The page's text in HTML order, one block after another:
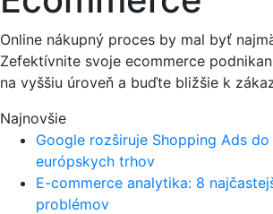
Online nákupný proces by mal byť
Zefektívnite svoje ecommerce
na vyššiu úroveň a buďte bližšie k
Najnovšie
Google rozširuje Shopping Ads
európskych trhov
E-commerce analytika: 8
problémov